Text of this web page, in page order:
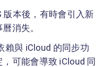
版本後，有時會引入新
消失。
賴與 iCloud 的同步功
可能會導致 iCloud 同